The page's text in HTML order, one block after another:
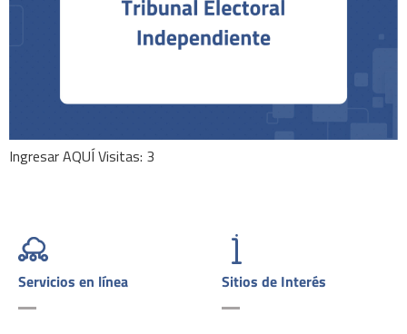
Ingresar AQUÍ Visitas: 3
Servicios en línea Sitios de Interés